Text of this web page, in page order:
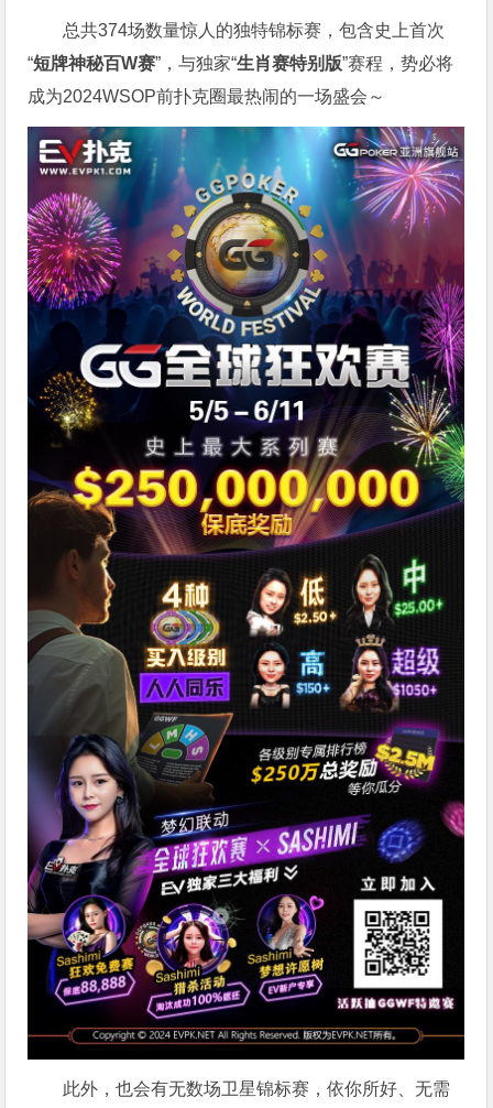
总共374场数量惊人的独特锦标赛，包含史上首次
“短牌神秘百W赛”，与独家“生肖赛特别版”赛程，势必将
成为2024WSOP前扑克圈最热闹的一场盛会～
此外，也会有无数场卫星锦标赛，依你所好、无需